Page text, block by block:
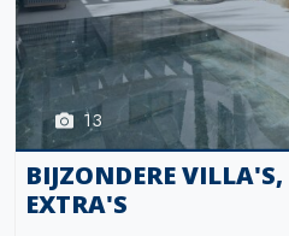
13
BIJZONDERE VILLA'S,
EXTRA'S